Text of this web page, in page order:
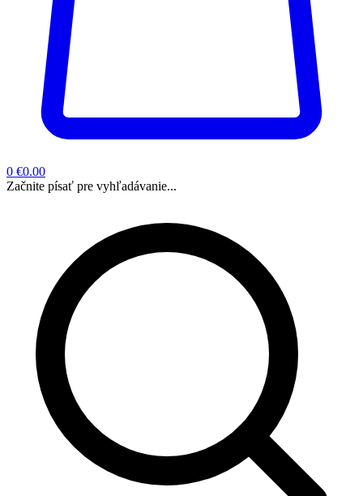
0 €0.00
Začnite písať pre vyhľadávanie...